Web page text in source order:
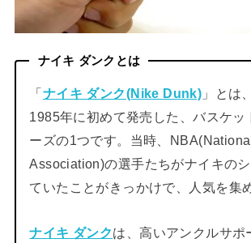
ナイキ ダンクとは
「 ナイキ ダンク(Nike Dunk) 」とは
1985年に初めて発売した、バスケッ
ーズの1つです。当時、
Association)の選手たちがナイキの
ていたことがきっかけで、人気を集
ナイキ ダンクは、高いアンクルサポ